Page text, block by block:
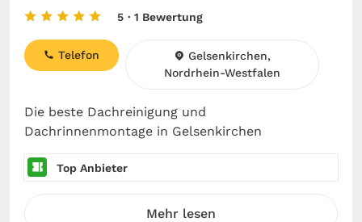
5 · 1 Bewertung
Die beste Dachreinigung und
Dachrinnenmontage in Gelsenkirchen
Telefon
Gelsenkirchen,
Nordrhein-Westfalen
Top Anbieter
Mehr lesen